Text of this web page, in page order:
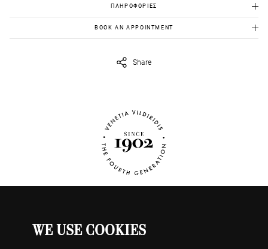
WE USE COOKIES
ΠΛΗΡΟΦΟΡΙΕΣ
Ρουμπίνια: 1.96 καράτια κοπή μπαγκέτ
Διαμάντια: 0,70 καράτια
BOOK AN APPOINTMENT
Share
ΡΟΛΟΓΙΑ Ο ΛΟΓΑΡΙΑΣΜΟΣ ΜΟΥ